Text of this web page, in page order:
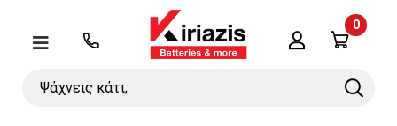
Μενού
Ψάχνεις
Search
Λογαριασμός
0